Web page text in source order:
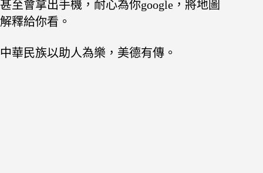
甚至會拿出手機，耐心為你google，將地圖
解釋給你看。
中華民族以助人為樂，美德有傳。